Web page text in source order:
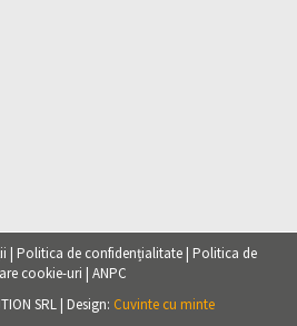
| Politica de confidențialitate | Politica de
cookie-uri | ANPC
SRL | Design: Cuvinte cu minte